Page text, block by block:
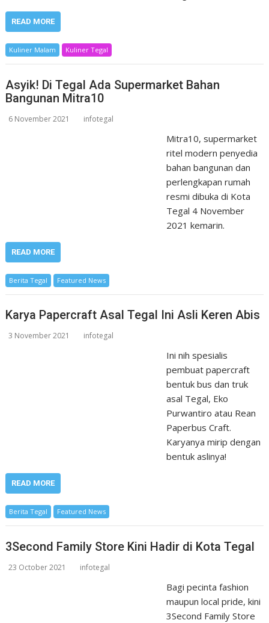
READ MORE
Kuliner Malam Kuliner Tegal
Asyik! Di Tegal Ada Supermarket Bahan
Bangunan Mitra10
6 November 2021 infotegal
Mitra10, supermarket
ritel modern penyedia
bahan bangunan dan
perlengkapan rumah
resmi dibuka di Kota
Tegal 4 November
2021 kemarin.
READ MORE
Berita Tegal Featured News
Karya Papercraft Asal Tegal Ini Asli Keren Abis
3 November 2021 infotegal
Ini nih spesialis
pembuat papercraft
bentuk bus dan truk
asal Tegal, Eko
Purwantiro atau Rean
Paperbus Craft.
Karyanya mirip dengan
bentuk aslinya!
READ MORE
Berita Tegal Featured News
3Second Family Store Kini Hadir di Kota Tegal
23 October 2021 infotegal
Bagi pecinta fashion
maupun local pride, kini
3Second Family Store